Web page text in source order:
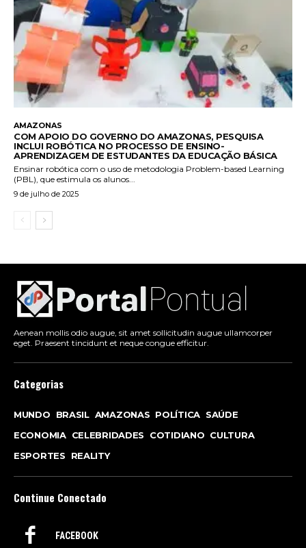
AMAZONAS
COM APOIO DO GOVERNO DO AMAZONAS, PESQUISA
INCLUI ROBÓTICA NO PROCESSO DE ENSINO-
APRENDIZAGEM DE ESTUDANTES DA EDUCAÇÃO BÁSICA
Ensinar robótica com o uso de metodologia Problem-based Learning
(PBL), que estimula os alunos...
9 de julho de 2025
Aenean mollis odio augue, sit amet sollicitudin augue ullamcorper
eget. Praesent tincidunt et neque congue efficitur.
Categorias
MUNDO BRASIL AMAZONAS POLÍTICA SAÚDE
ECONOMIA CELEBRIDADES COTIDIANO CULTURA
ESPORTES
REALITY
Continue Conectado
FACEBOOK